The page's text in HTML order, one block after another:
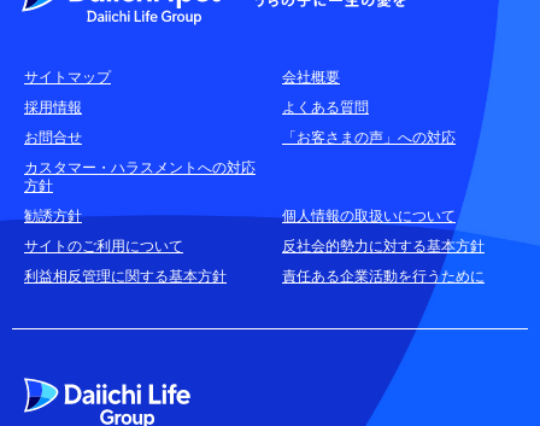
各種お問合せ窓口
耳や言葉の不自由なお客さまのお問合せ窓口
お申込みをご検討中のお客さま
(商品に関するお問合せ・資料請求)
資料請求はこちら
サイトマップ
会社概要
採用情報
よくある質問
お問合せ
「お客さまの声」への対応
カスタマー・ハラスメントへの対応
方針
勧誘方針
個人情報の取扱いについて
サイトのご利用について
反社会的勢力に対する基本方針
利益相反管理に関する基本方針
責任ある企業活動を行うために